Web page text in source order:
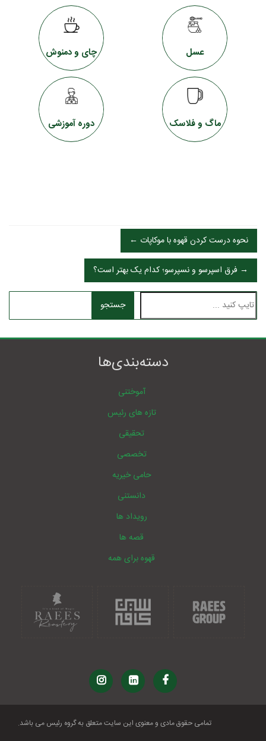
عسل چای و دمنوش
ماگ و فلاسک دوره آموزشی
← نحوه درست کردن قهوه با موکاپات
فرق اسپرسو و نسپرسو؛ کدام یک بهتر است؟ →
جستجو
دسته‌بندی‌ها
آموختنی
تازه های رئیس
تحقیقی
تخصصی
حامی خیریه
دانستنی
رویداد ها
قصه ها
قهوه برای همه
تمامی حقوق مادی و معنوی این سایت متعلق به گروه رئیس می باشد.